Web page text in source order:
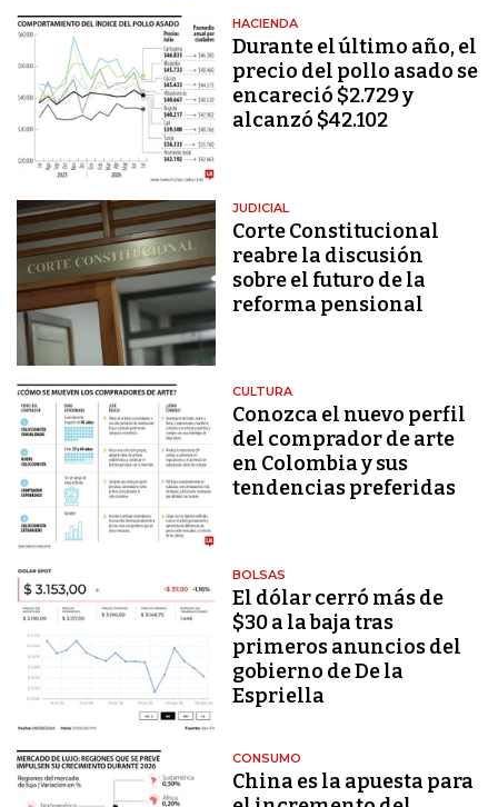
HACIENDA
Durante el último año, el
precio del pollo asado se
encareció $2.729 y
alcanzó $42.102
JUDICIAL
Corte Constitucional
reabre la discusión
sobre el futuro de la
reforma pensional
CULTURA
Conozca el nuevo perfil
del comprador de arte
en Colombia y sus
tendencias preferidas
BOLSAS
El dólar cerró más de
$30 a la baja tras
primeros anuncios del
gobierno de De la
Espriella
CONSUMO
China es la apuesta para